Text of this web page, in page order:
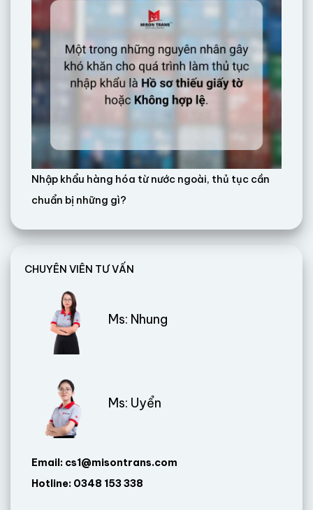
Nhập khẩu hàng hóa từ nước ngoài, thủ tục cần
chuẩn bị những gì?
CHUYÊN VIÊN TƯ VẤN
Ms: Nhung
Ms: Uyển
Email: cs1@misontrans.com
Hotline: 0348 153 338